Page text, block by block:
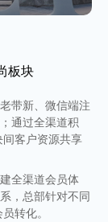
维度多波段的精
会员洞察；
权益体系搭
板块
带新、微信端注
通过全渠道积
客户资源共享
全渠道会员体
，总部针对不同
转化。
维度多波段的精
会员洞察；
权益体系搭
板块
带新、微信端注
通过全渠道积
客户资源共享
全渠道会员体
，总部针对不同
转化。